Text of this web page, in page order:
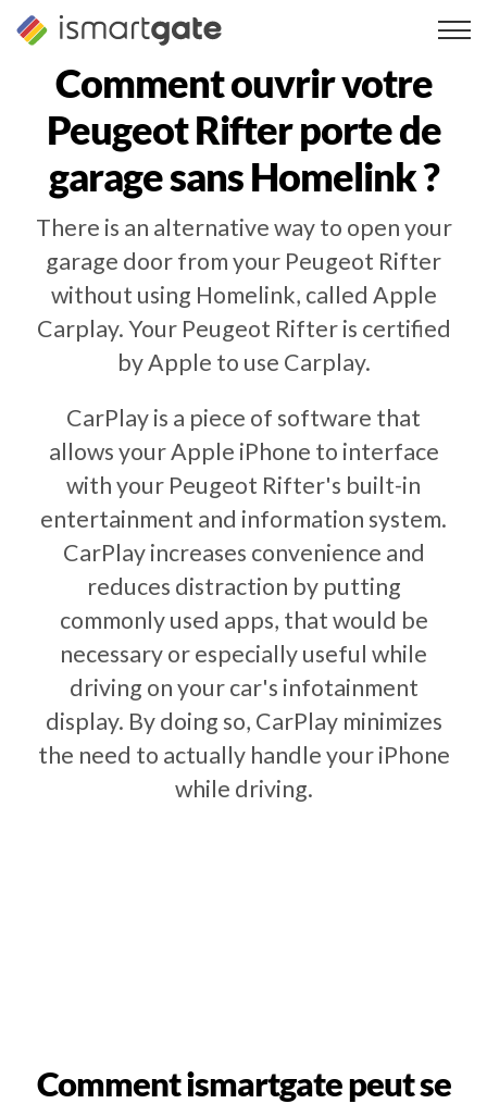
Skip
Comment ouvrir votre
Peugeot Rifterporte de
garage sans Homelink ?
There is an alternative way to open your
garage door from your Peugeot Rifter
without using Homelink, called Apple
Carplay. Your Peugeot Rifter is certified
by Apple to use Carplay.
CarPlay is a piece of software that
allows your Apple iPhone to interface
with your Peugeot Rifter's built-in
entertainment and information system.
CarPlay increases convenience and
reduces distraction by putting
commonly used apps, that would be
necessary or especially useful while
driving on your car's infotainment
display. By doing so, CarPlay minimizes
the need to actually handle your iPhone
while driving.
Comment ismartgate peut se